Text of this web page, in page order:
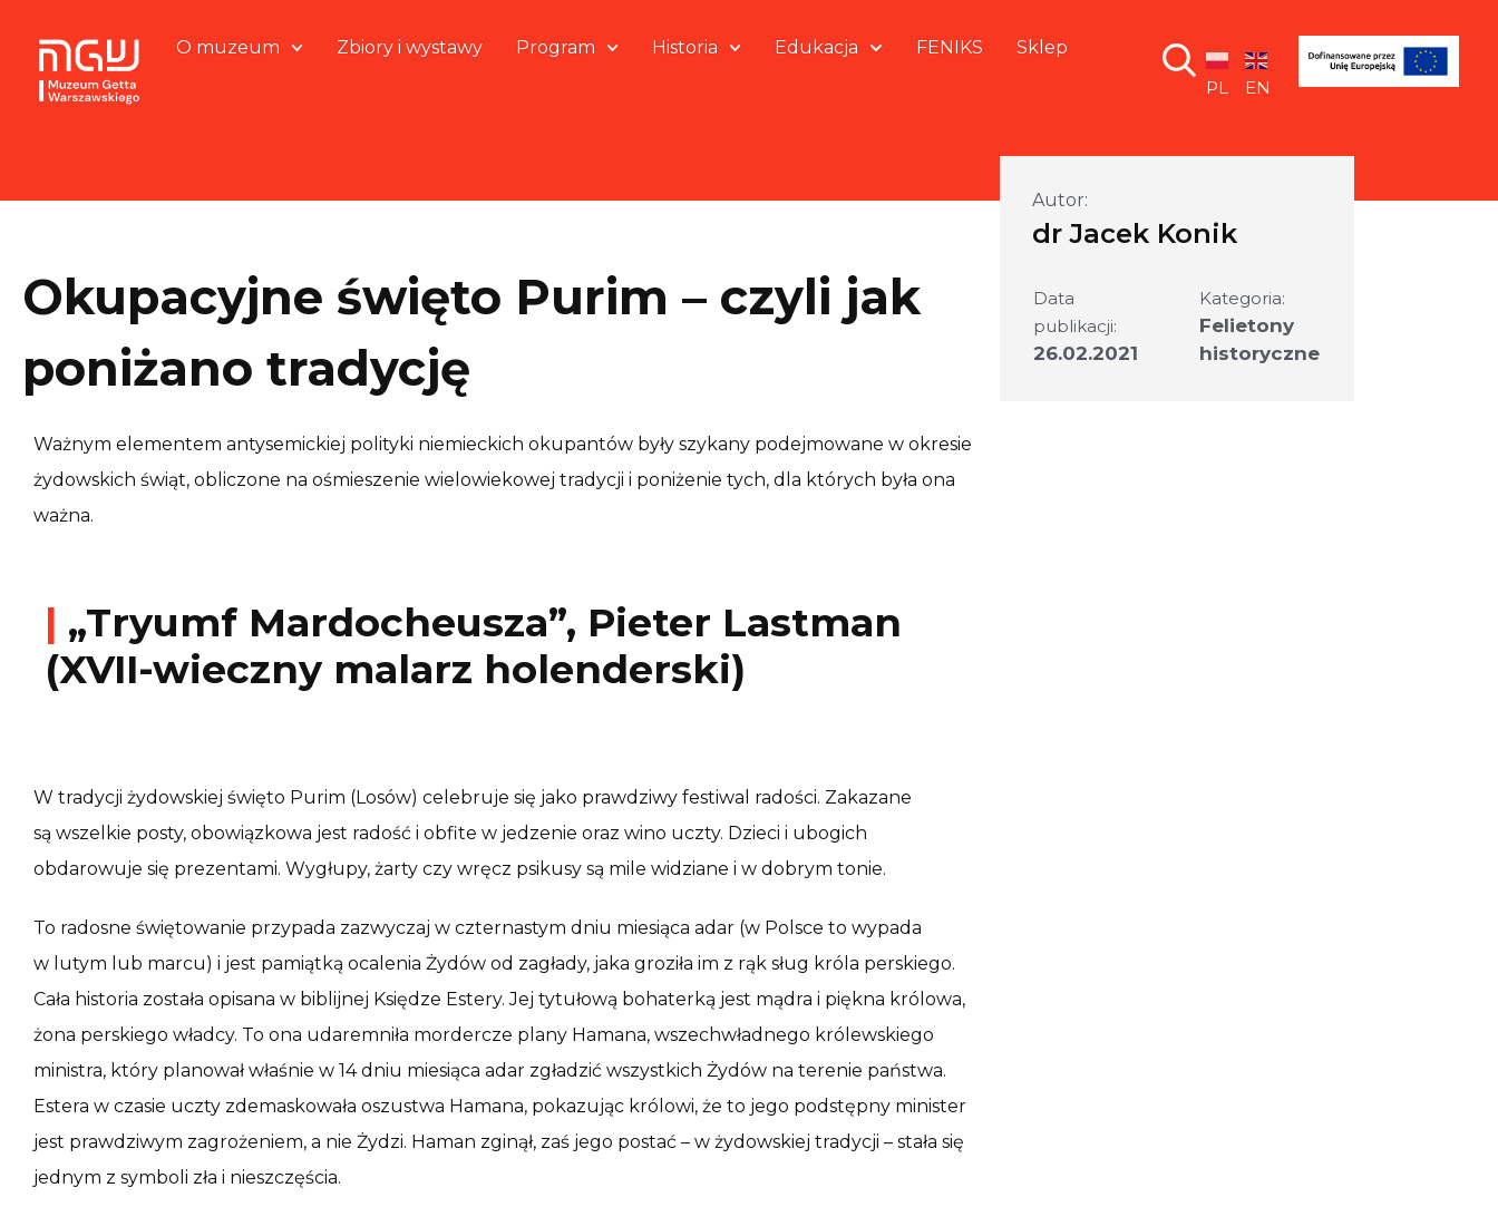
O muzeum Zbiory i wystawy Program Historia Edukacja FENIKS
Sklep
PL
EN
Okupacyjne święto Purim – czyli jak
poniżano tradycję
Ważnym elementem antysemickiej polityki niemieckich okupantów były szykany podejmowane w okresie
żydowskich świąt, obliczone na ośmieszenie wielowiekowej tradycji i poniżenie tych, dla których była ona
ważna.
| „Tryumf Mardocheusza”, Pieter Lastman
(XVII-wieczny malarz holenderski)
W tradycji żydowskiej święto Purim (Losów) celebruje się jako prawdziwy festiwal radości. Zakazane
są wszelkie posty, obowiązkowa jest radość i obfite w jedzenie oraz wino uczty. Dzieci i ubogich
obdarowuje się prezentami. Wygłupy, żarty czy wręcz psikusy są mile widziane i w dobrym tonie.
To radosne świętowanie przypada zazwyczaj w czternastym dniu miesiąca adar (w Polsce to wypada
w lutym lub marcu) i jest pamiątką ocalenia Żydów od zagłady, jaka groziła im z rąk sług króla perskiego.
Cała historia została opisana w biblijnej Księdze Estery. Jej tytułową bohaterką jest mądra i piękna królowa,
żona perskiego władcy. To ona udaremniła mordercze plany Hamana, wszechwładnego królewskiego
ministra, który planował właśnie w 14 dniu miesiąca adar zgładzić wszystkich Żydów na terenie państwa.
Estera w czasie uczty zdemaskowała oszustwa Hamana, pokazując królowi, że to jego podstępny minister
jest prawdziwym zagrożeniem, a nie Żydzi. Haman zginął, zaś jego postać – w żydowskiej tradycji – stała się
jednym z symboli zła i nieszczęścia.
Autor:
dr Jacek Konik
Data
publikacji:
26.02.2021
Kategoria:
Felietony
historyczne